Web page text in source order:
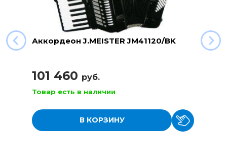
Аккордеон J.MEISTER JM41120/BK
101 460 руб.
Товар есть в наличии
В КОРЗИНУ